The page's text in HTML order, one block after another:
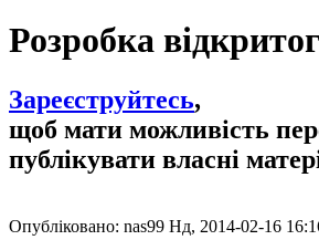
Розробка
Зареєструйтесь,
щоб мати можливість
публікувати власні
Опубліковано: nas99 Нд, 2014-02-16